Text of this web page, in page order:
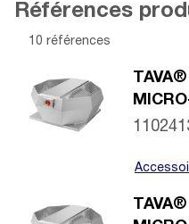
Références
10 références